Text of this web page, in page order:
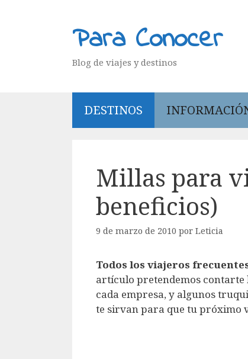
Para Conocer
Blog de viajes y destinos
DESTINOS
Millas para
beneficios)
9 de marzo de 2010 por Leticia
Todos los viajeros
artículo pretendemos contarte
cada empresa, y algunos
te sirvan para que tu próximo